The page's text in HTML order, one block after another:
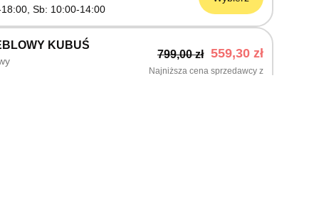
Sb: 10:00-14:00
KUBUŚ
799,00 zł 559,30 zł
Najniższa cena sprzedawcy z